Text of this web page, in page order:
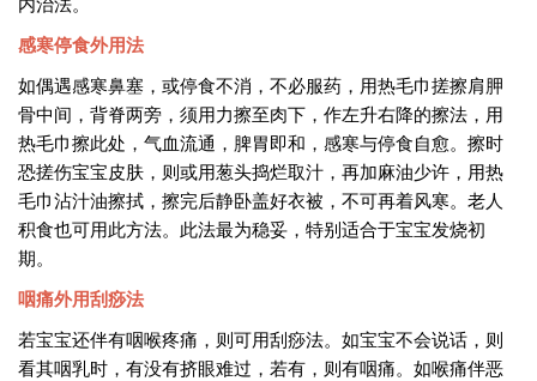
感寒停食外用法
如偶遇感寒鼻塞，或停食不消，不必服药，用热毛巾搓擦肩胛
骨中间，背脊两旁，须用力擦至肉下，作左升右降的擦法，用
热毛巾擦此处，气血流通，脾胃即和，感寒与停食自愈。擦时
恐搓伤宝宝皮肤，则或用葱头捣烂取汁，再加麻油少许，用热
毛巾沾汁油擦拭，擦完后静卧盖好衣被，不可再着风寒。老人
积食也可用此方法。此法最为稳妥，特别适合于宝宝发烧初
期。
咽痛外用刮痧法
若宝宝还伴有咽喉疼痛，则可用刮痧法。如宝宝不会说话，则
看其咽乳时，有没有挤眼难过，若有，则有咽痛。如喉痛伴恶